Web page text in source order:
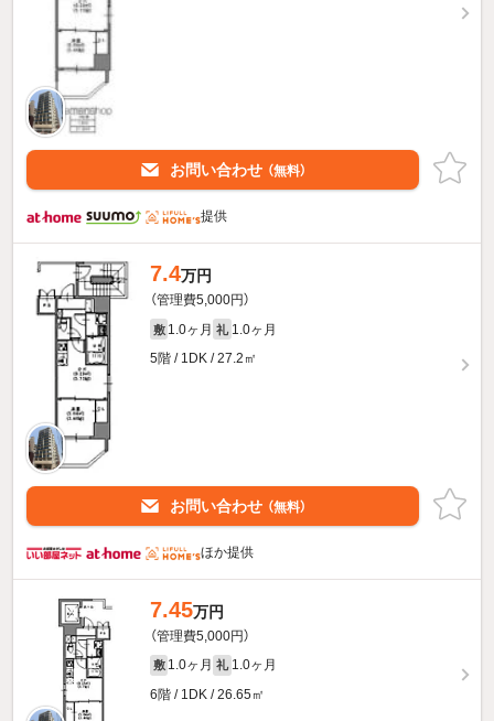
お問い合わせ （無料）
提供
7.4万円
（管理費5,000円）
敷 1.0ヶ月 礼 1.0ヶ月
5階 / 1DK / 27.2㎡
お問い合わせ （無料）
ほか提供
7.45万円
（管理費5,000円）
敷 1.0ヶ月 礼 1.0ヶ月
6階 / 1DK / 26.65㎡